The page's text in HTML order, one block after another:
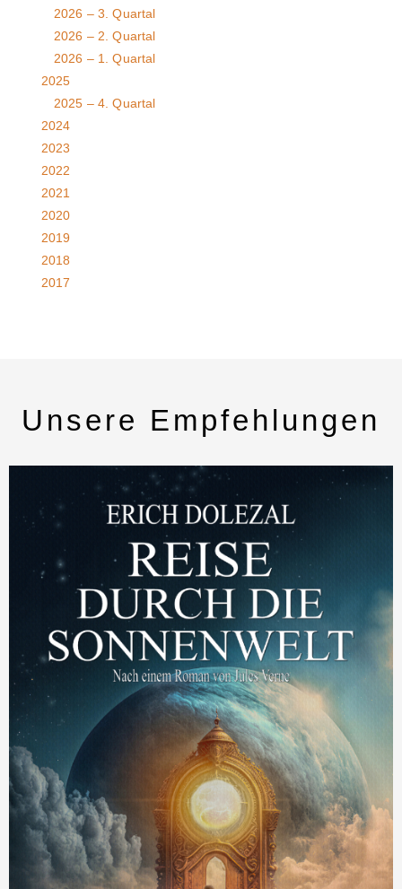
2026 – 3. Quartal
2026 – 2. Quartal
2026 – 1. Quartal
2025
2025 – 4. Quartal
2024
2023
2022
2021
2020
2019
2018
2017
Unsere Empfehlungen